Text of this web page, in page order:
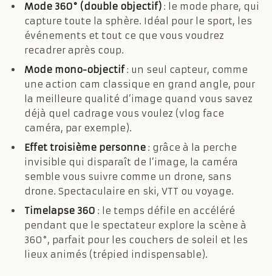
Mode 360° (double objectif) : le mode phare, qui
capture toute la sphère. Idéal pour le sport, les
événements et tout ce que vous voudrez
recadrer après coup.
Mode mono-objectif : un seul capteur, comme
une action cam classique en grand angle, pour
la meilleure qualité d’image quand vous savez
déjà quel cadrage vous voulez (vlog face
caméra, par exemple).
Effet troisième personne : grâce à la perche
invisible qui disparaît de l’image, la caméra
semble vous suivre comme un drone, sans
drone. Spectaculaire en ski, VTT ou voyage.
Timelapse 360 : le temps défile en accéléré
pendant que le spectateur explore la scène à
360°, parfait pour les couchers de soleil et les
lieux animés (trépied indispensable).